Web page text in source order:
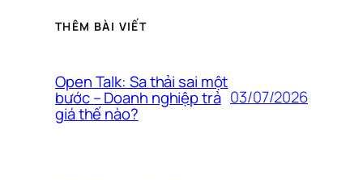
THÊM BÀI VIẾT
Open Talk: Sa thải sai một
bước – Doanh nghiệp trả
giá thế nào?
03/07/2026